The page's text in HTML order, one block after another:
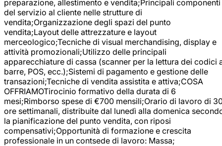
preparazione, allestimento e vendita;Principali componenti
del servizio al cliente nelle strutture di
vendita;Organizzazione degli spazi del punto
vendita;Layout delle attrezzature e layout
merceologico;Tecniche di visual merchandising, display e
attività promozionali;Utilizzo delle principali
apparecchiature di cassa (scanner per la lettura dei codici
barre, POS, ecc.);Sistemi di pagamento e gestione delle
transazioni;Tecniche di vendita assistita e attiva;COSA
OFFRIAMOTirocinio formativo della durata di 6
mesi;Rimborso spese di €700 mensili;Orario di lavoro di
ore settimanali, distribuite dal lunedì alla domenica
la pianificazione del punto vendita, con riposi
compensativi;Opportunità di formazione e crescita
professionale in un contsede di lavoro: Massa;